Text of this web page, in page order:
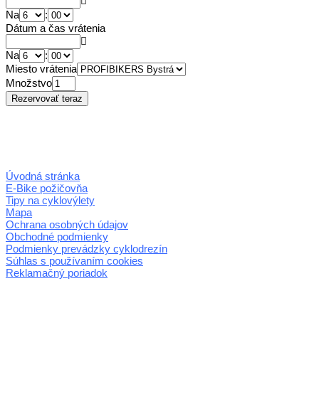
Na
:
Dátum a čas vrátenia
Na
:
Miesto vrátenia
Množstvo
Úvodná stránka
E-Bike požičovňa
Tipy na cyklovýlety
Mapa
Ochrana osobných údajov
Obchodné podmienky
Podmienky prevádzky cyklodrezín
Súhlas s používaním cookies
Reklamačný poriadok